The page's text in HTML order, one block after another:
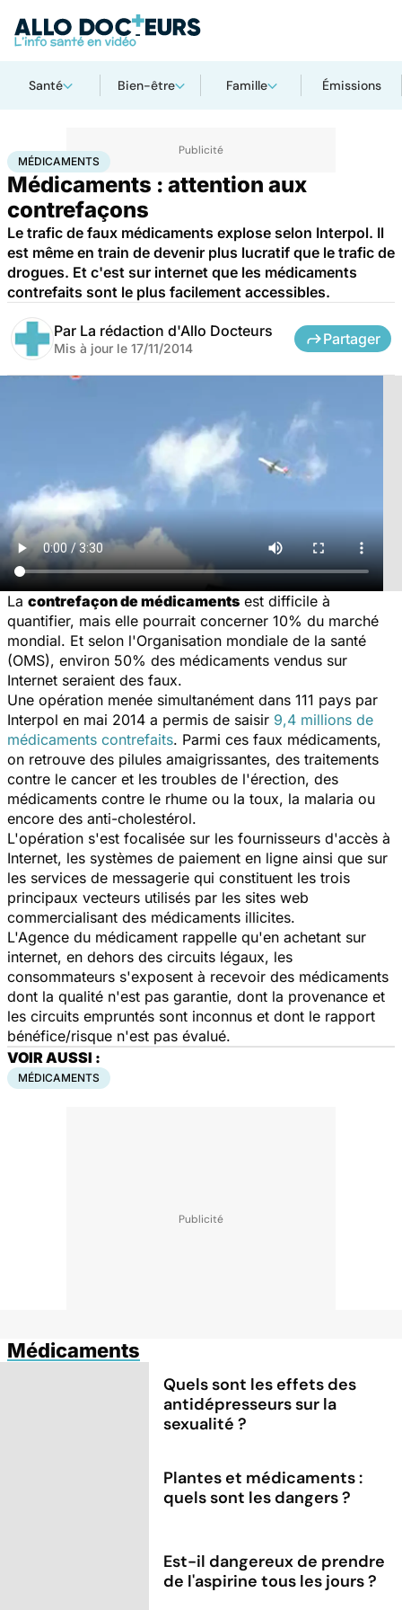
Santé Bien-être Famille Émissions
AccueilSantéMédicaments Médicaments
MÉDICAMENTS
Médicaments : attention aux
contrefaçons
Le trafic de faux médicaments explose selon Interpol. Il
est même en train de devenir plus lucratif que le trafic de
drogues. Et c'est sur internet que les médicaments
contrefaits sont le plus facilement accessibles.
Par La rédaction d'Allo Docteurs
Mis à jour le 17/11/2014
Partager
La contrefaçon de médicaments est difficile à
quantifier, mais elle pourrait concerner 10% du marché
mondial. Et selon l'Organisation mondiale de la santé
(OMS), environ 50% des médicaments vendus sur
Internet seraient des faux.
Une opération menée simultanément dans 111 pays par
Interpol en mai 2014 a permis de saisir 9,4 millions de
médicaments contrefaits. Parmi ces faux médicaments,
on retrouve des pilules amaigrissantes, des traitements
contre le cancer et les troubles de l'érection, des
médicaments contre le rhume ou la toux, la malaria ou
encore des anti-cholestérol.
L'opération s'est focalisée sur les fournisseurs d'accès à
Internet, les systèmes de paiement en ligne ainsi que sur
les services de messagerie qui constituent les trois
principaux vecteurs utilisés par les sites web
commercialisant des médicaments illicites.
L'Agence du médicament rappelle qu'en achetant sur
internet, en dehors des circuits légaux, les
consommateurs s'exposent à recevoir des médicaments
dont la qualité n'est pas garantie, dont la provenance et
les circuits empruntés sont inconnus et dont le rapport
bénéfice/risque n'est pas évalué.
VOIR AUSSI :
MÉDICAMENTS
Médicaments
Quels sont les effets des
antidépresseurs sur la
sexualité ?
Plantes et médicaments :
quels sont les dangers ?
Est-il dangereux de prendre
de l'aspirine tous les jours ?